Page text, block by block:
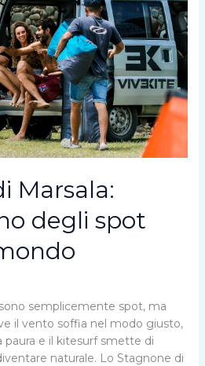
Marsala:
degli spot
semplicemente spot, ma
il vento soffia nel modo giusto,
paura e il kitesurf smette di
naturale. Lo Stagnone di